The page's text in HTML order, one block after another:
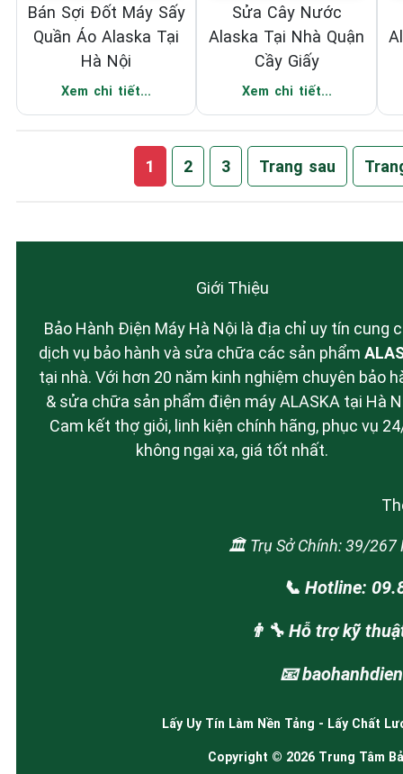
Bán Sợi Đốt Máy Sấy
Quần Áo Alaska Tại
Hà Nội
Xem chi tiết...
Sửa Cây Nước
Alaska Tại Nhà Quận
Cầy Giấy
Xem chi tiết...
1 2 3 Trang sau
Giới Thiệu
Bảo Hành Điện Máy Hà Nội là địa chỉ uy tín cung
dịch vụ bảo hành và sửa chữa các sản phẩm
tại nhà. Với hơn 20 năm kinh nghiệm chuyên bảo
& sửa chữa sản phẩm điện máy ALASKA tại Hà
Cam kết thợ giỏi, linh kiện chính hãng, phục vụ
không ngại xa, giá tốt nhất.
🏛️ Trụ Sở Chính: 39/267
📞 Hotline:
👨‍🔧 Hỗ trợ kỹ
📧
Lấy Uy Tín Làm Nền Tảng - Lấy Chất
Copyright © 2026 Trung Tâm